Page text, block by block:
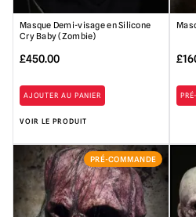
Masque Demi-visage en Silicone
Cry Baby (Zombie)
£450.00
AJOUTER AU PANIER
VOIR LE PRODUIT
£
PRÉ-COMMANDE